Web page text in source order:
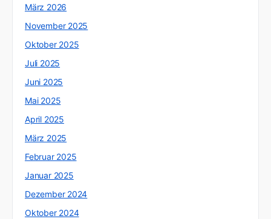
März 2026
November 2025
Oktober 2025
Juli 2025
Juni 2025
Mai 2025
April 2025
März 2025
Februar 2025
Januar 2025
Dezember 2024
Oktober 2024